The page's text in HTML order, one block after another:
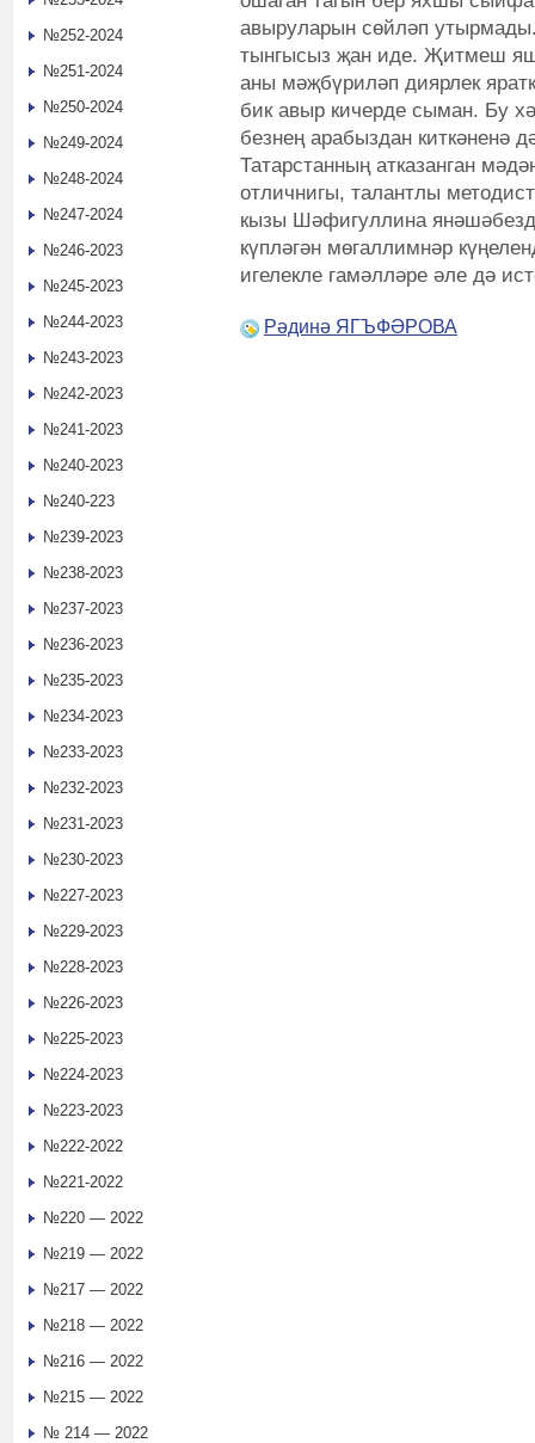
авыруларын сөйләп
тынгысыз җан иде. Җитмеш
аны мәҗбүриләп диярлек
бик авыр кичерде сыман. Бу
безнең арабыздан киткәненә
Татарстанның атказанган
отличнигы, талантлы
кызы Шәфигуллина
күпләгән мөгаллимнәр
игелекле гамәлләре әле дә
Рәдинә ЯГЪФӘРОВА
№252-2024
№251-2024
№250-2024
№249-2024
№248-2024
№247-2024
№246-2023
№245-2023
№244-2023
№243-2023
№242-2023
№241-2023
№240-2023
№240-223
№239-2023
№238-2023
№237-2023
№236-2023
№235-2023
№234-2023
№233-2023
№232-2023
№231-2023
№230-2023
№227-2023
№229-2023
№228-2023
№226-2023
№225-2023
№224-2023
№223-2023
№222-2022
№221-2022
№220 — 2022
№219 — 2022
№217 — 2022
№218 — 2022
№216 — 2022
№215 — 2022
№ 214 — 2022